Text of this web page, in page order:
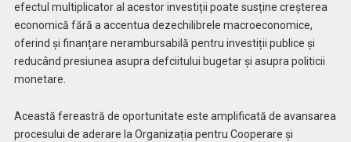
efectul multiplicator al acestor investiții poate susține creșterea
economică fără a accentua dezechilibrele macroeconomice,
oferind și finanțare nerambursabilă pentru investiții publice și
reducând presiunea asupra defciitului bugetar și asupra politicii
monetare.
Această fereastră de oportunitate este amplificată de avansarea
procesului de aderare la Organizația pentru Cooperare și